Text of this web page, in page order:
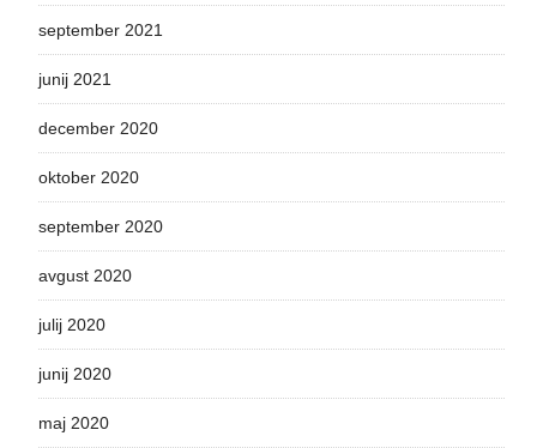
september 2021
junij 2021
december 2020
oktober 2020
september 2020
avgust 2020
julij 2020
junij 2020
maj 2020